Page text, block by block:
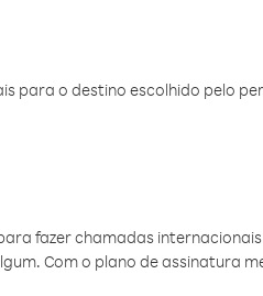
para o destino escolhido pelo
fazer chamadas
Com o plano de assinatura